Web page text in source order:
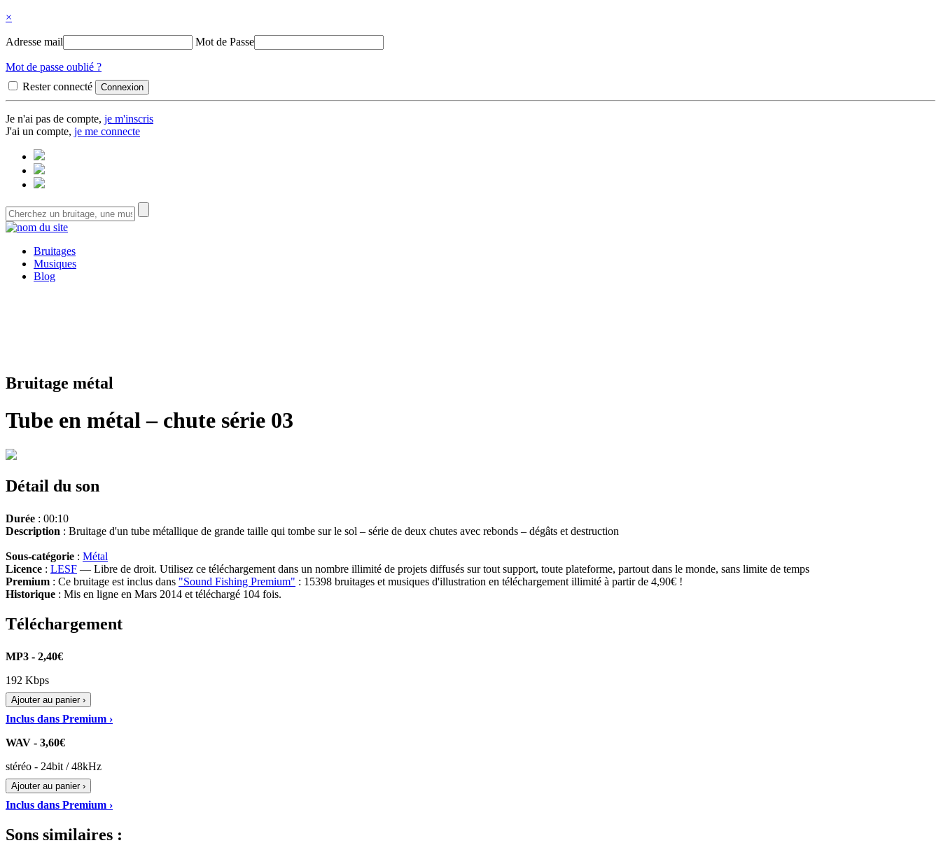
×
Adresse mail Mot de Passe
Mot de passe oublié ?
Rester connecté
Je n'ai pas de compte, je m'inscris
J'ai un compte, je me connecte
Bruitages
Musiques
Blog
Bruitage métal
Tube en métal – chute série 03
Détail du son
Durée : 00:10
Description : Bruitage d'un tube métallique de grande taille qui tombe sur le sol – série de deux chutes avec rebonds – dégâts et destruction
Sous-catégorie : Métal
Licence : LESF — Libre de droit. Utilisez ce téléchargement dans un nombre illimité de projets diffusés sur tout support, toute plateforme, partout dans le monde, sans limite de temps
Premium : Ce bruitage est inclus dans "Sound Fishing Premium" : 15398 bruitages et musiques d'illustration en téléchargement illimité à partir de 4,90€ !
Historique : Mis en ligne en Mars 2014 et téléchargé 104 fois.
Téléchargement
MP3 - 2,40€
192 Kbps
Ajouter au panier ›
Inclus dans Premium ›
WAV - 3,60€
stéréo - 24bit / 48kHz
Ajouter au panier ›
Inclus dans Premium ›
Sons similaires :